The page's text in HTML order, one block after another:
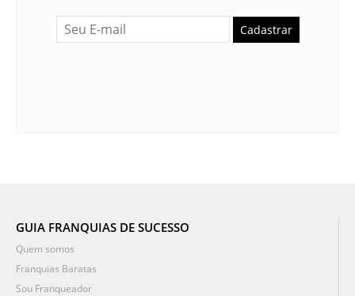
Cadastrar
GUIA FRANQUIAS DE SUCESSO
Quem somos
Franquias Baratas
Sou Franqueador